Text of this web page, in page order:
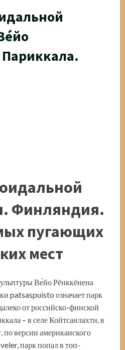
Финляндия.
пугающих
мест
Ве́йо Рёнккёнена
patsaspuisto означает парк
от российско-финской
– в селе Койтсанлахти, в
версии американского
парк попал в топ-